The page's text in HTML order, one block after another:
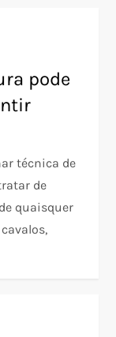
pode
técnica de
de
quaisquer